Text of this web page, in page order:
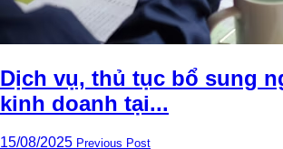
Dịch vụ, thủ tục bổ sung
kinh doanh tại...
15/08/2025 Previous Post